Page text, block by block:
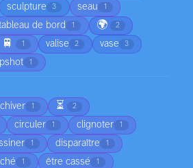
sculpture 3 seau 1
de bord 1 🌍 2
🚆 1 valise 2 vase 3
1
1 ⏳ 2
circuler 1 clignoter 1
1 disparaître 1
1 être cassé 1